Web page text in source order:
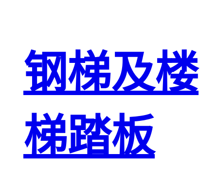
钢梯及楼
梯踏板